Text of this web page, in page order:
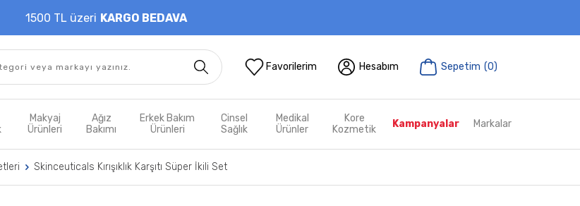
1500 TL üzeri KARGO BEDAVA
Favorilerim Hesabım Sepetim (0)
Makyaj
Ürünleri
Ağız
Bakımı
Erkek Bakım
Ürünleri
Cinsel
Sağlık
Medikal
Ürünler
Kore
Kozmetik
Kampanyalar Markalar
Skinceuticals Kırışıklık Karşıtı Süper İkili Set